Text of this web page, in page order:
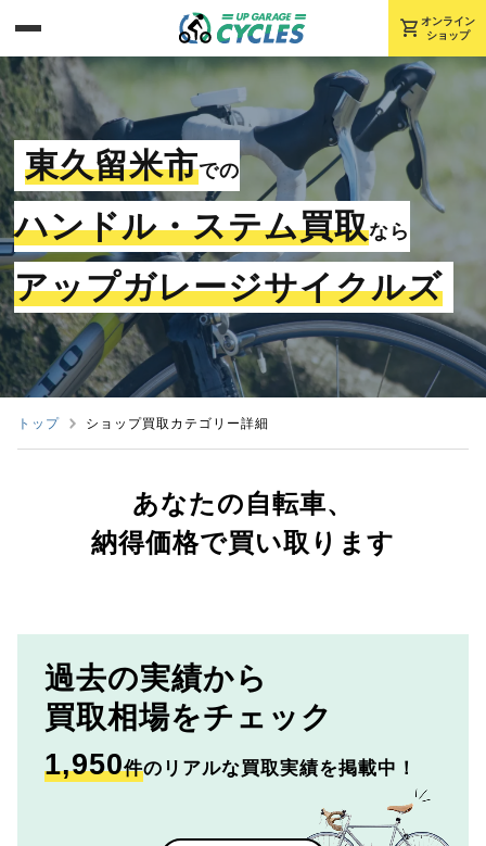
shopping_cart オンライン
ショップ
東久留米市での
ハンドル・ステム買取なら
アップガレージサイクルズ
トップ ショップ買取カテゴリー詳細
あなたの自転車、
納得価格で買い取ります
過去の実績から
買取相場をチェック
1,950件のリアルな買取実績を掲載中！